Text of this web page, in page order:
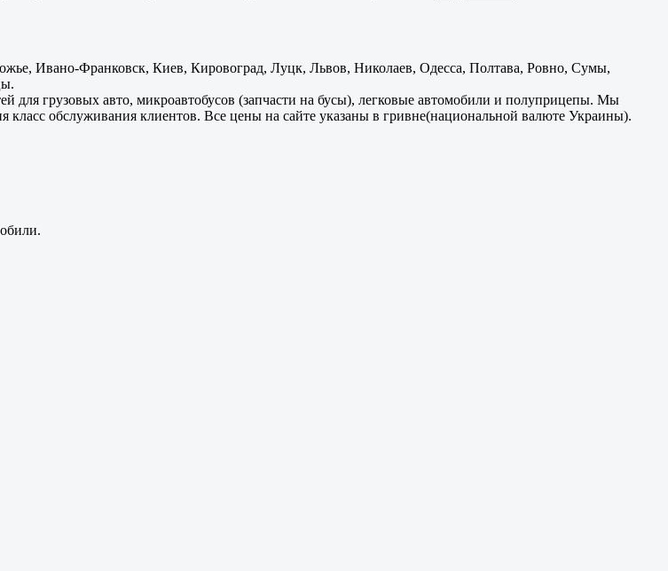
Ивано-Франковск, Киев, Кировоград, Луцк, Львов, Николаев, Одесса, Полтава, Ровно, Сумы,
для грузовых авто, микроавтобусов (запчасти на бусы), легковые автомобили и полуприцепы. Мы
обслуживания клиентов. Все цены на сайте указаны в гривне(национальной валюте Украины).